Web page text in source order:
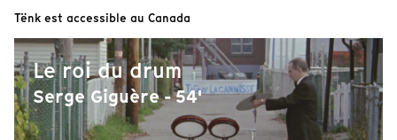
Tënk est accessible au Canada
Le roi du drum
Serge Giguère - 54'